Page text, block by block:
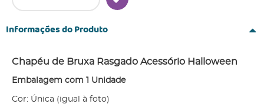
Informações do Produto
Chapéu de Bruxa Rasgado Acessório Halloween
Embalagem com 1 Unidade
Cor: Única (igual à foto)